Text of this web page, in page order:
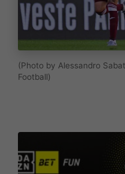
(Photo by Alessandro
Football)